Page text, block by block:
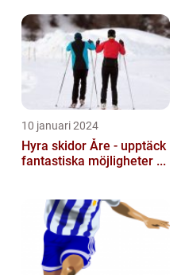
10 januari 2024
Hyra skidor Åre - upptäck
fantastiska möjligheter ...